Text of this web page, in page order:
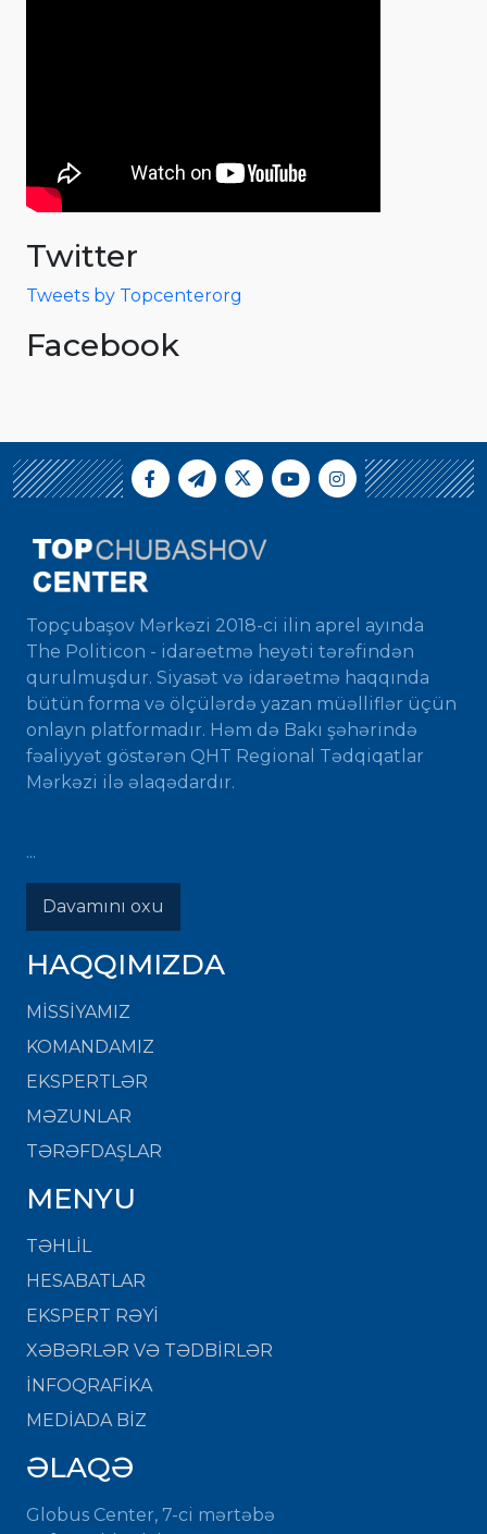
Twitter
Tweets by Topcenterorg
Facebook
Topçubaşov Mərkəzi 2018-ci ilin aprel ayında
The Politicon - idarəetmə heyəti tərəfindən
qurulmuşdur. Siyasət və idarəetmə haqqında
bütün forma və ölçülərdə yazan müəlliflər üçün
onlayn platformadır. Həm də Bakı şəhərində
fəaliyyət göstərən QHT Regional Tədqiqatlar
Mərkəzi ilə əlaqədardır.
...
Davamını oxu
HAQQIMIZDA
MISSIYAMIZ
KOMANDAMIZ
EKSPERTLƏR
MƏZUNLAR
TƏRƏFDAŞLAR
MENYU
TƏHLİL
HESABATLAR
EKSPERT RƏYİ
XƏBƏRLƏR VƏ TƏDBİRLƏR
İNFOQRAFİKA
MEDİADA BİZ
ƏLAQƏ
Globus Center, 7-ci mərtəbə